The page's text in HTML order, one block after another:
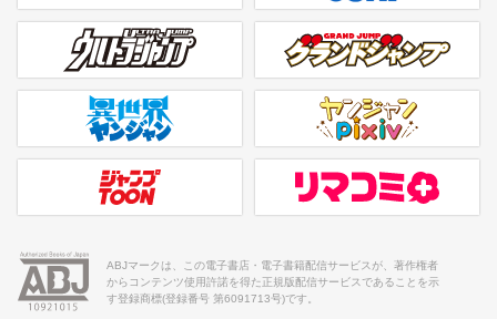
ウルトラジャンプ グランドジャンプ
異世界ヤンジャン ヤンジャンpixiv
ジャンプTOON リマコミ＋
ABJマークは、この電子書店・電子書籍配信サービスが、著作権者
からコンテンツ使用許諾を得た正規版配信サービスであることを示
す登録商標(登録番号 第6091713号)です。